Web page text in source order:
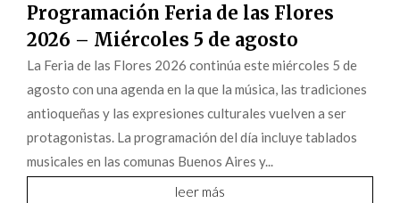
Programación Feria de las Flores
2026 – Miércoles 5 de agosto
La Feria de las Flores 2026 continúa este miércoles 5 de
agosto con una agenda en la que la música, las tradiciones
antioqueñas y las expresiones culturales vuelven a ser
protagonistas. La programación del día incluye tablados
musicales en las comunas Buenos Aires y...
leer más